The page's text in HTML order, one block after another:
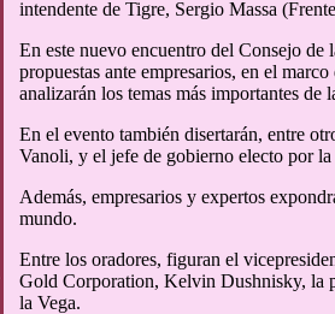
intendente de Tigre, Sergio Massa
En este nuevo encuentro del Consejo de
propuestas ante empresarios, en el
analizarán los temas más importantes
En el evento también disertarán, entre
Vanoli, y el jefe de gobierno electo por
Además, empresarios y expertos
mundo.
Entre los oradores, figuran el
Gold Corporation, Kelvin Dushnisky, la
la Vega.